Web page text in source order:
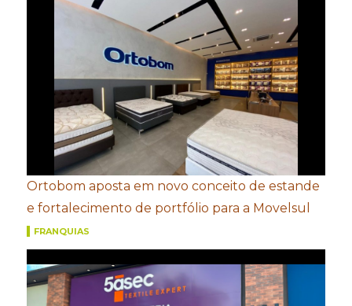
Ortobom aposta em novo conceito de estande
e fortalecimento de portfólio para a Movelsul
FRANQUIAS